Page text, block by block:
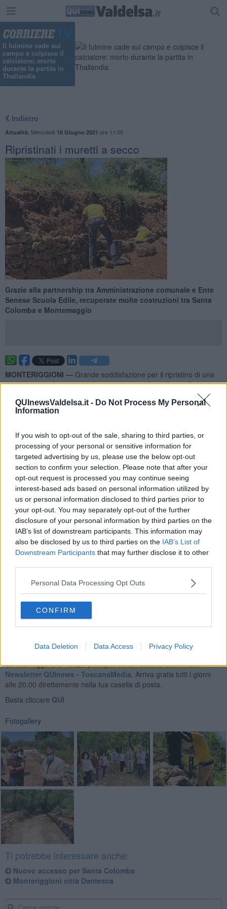
QUInewsValdelsa.it - Do Not Process My Personal
Information
If you wish to opt-out of the sale, sharing to third parties, or
processing of your personal or sensitive information for
targeted advertising by us, please use the below opt-out
section to confirm your selection. Please note that after your
opt-out request is processed you may continue seeing
interest-based ads based on personal information utilized by
us or personal information disclosed to third parties prior to
your opt-out. You may separately opt-out of the further
disclosure of your personal information by third parties on the
IAB’s list of downstream participants. This information may
also be disclosed by us to third parties on the IAB’s List of
Downstream Participants that may further disclose it to other
Personal Data Processing Opt Outs
CONFIRM
Data Deletion Data Access Privacy Policy
Il fulmine cade sul
campo e colpisce il
calciatore: morto
durante la partita in
Thailandia
Indietro
Attualità Mercoledì 16 Giugno 2021 ore 11:00
Ripristinati i muretti a secco
Grazie alla partnership tra Amministrazione comunale e Ente
Senese Scuola Edile, recuperate molte costruzioni tra Santa
Colomba e Montemaggio
MONTERIGGIONI — Grande soddisfazione per il ripristino di una
serie dimuretti a seccosul percorso che collegaSanta Colomba
Ad esprimerla, il sindaco
, per una operazione che
Regione Toscana".
Si tratta di un’azione importante, in quanto tali tipologie di muri
rivestono un ruolo primario nellaprevenzione di frane , alluvioni,
valanghe e nella lotta contro l'erosione e la desertificazione, oltre a
rafforzare la biodiversità e creare micro-condizioni climatiche
ottimali per per l'agricoltura.
I muretti a secco fanno parte dello stile toscano da sempre, e sono
un vanto architettonico della Valdelsa e di tutto il territorio compreso
La buona notizia è che a Monteriggioni, adesso si lavora per
recuperare questa tradizione secolare che fa parte del nostro
patrimonio storico culturale
Se vuoi leggere le notizie principali della Toscana iscriviti alla
Newsletter QUInews - ToscanaMedia. Arriva gratis tutti i giorni
alle 20:00 direttamente nella tua casella di posta.
Basta cliccare QUI
Fotogallery
Ti potrebbe interessare anche:
Nuovo accesso per Santa Colomba
Monteriggioni città Dantesca